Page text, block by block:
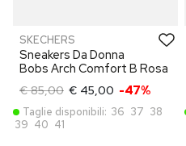
SKECHERS
Sneakers Da Donna
Bobs Arch Comfort B Rosa
€ 85,00 € 45,00 -47%
Taglie disponibili: 36 37 38
39 40 41